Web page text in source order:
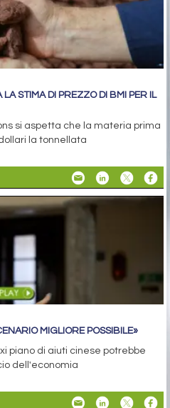
STIMA DI PREZZO DI BMI PER IL
si aspetta che la materia prima
la tonnellata
MIGLIORE POSSIBILE»
piano di aiuti cinese potrebbe
dell'economia